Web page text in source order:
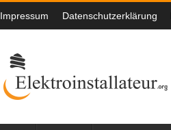
Impressum Datenschutzerklärung